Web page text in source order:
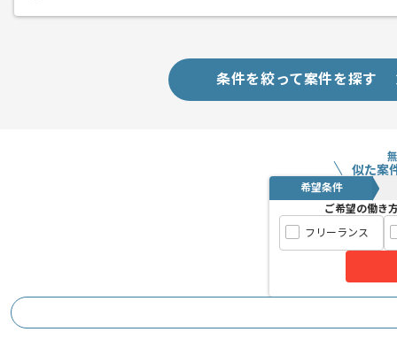
条件を絞って案件を探す
似た案
希望条件
ご希望の働き
フリーランス